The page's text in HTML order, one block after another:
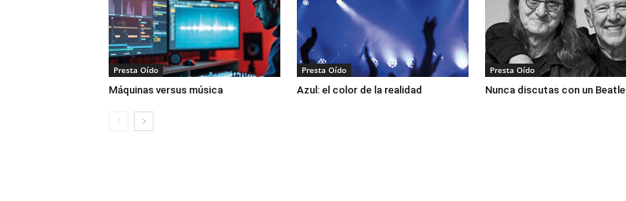
Presta Oído
Máquinas versus música
Presta Oído
Azul: el color de la realidad
Presta Oído
Nunca discutas con un Beatle